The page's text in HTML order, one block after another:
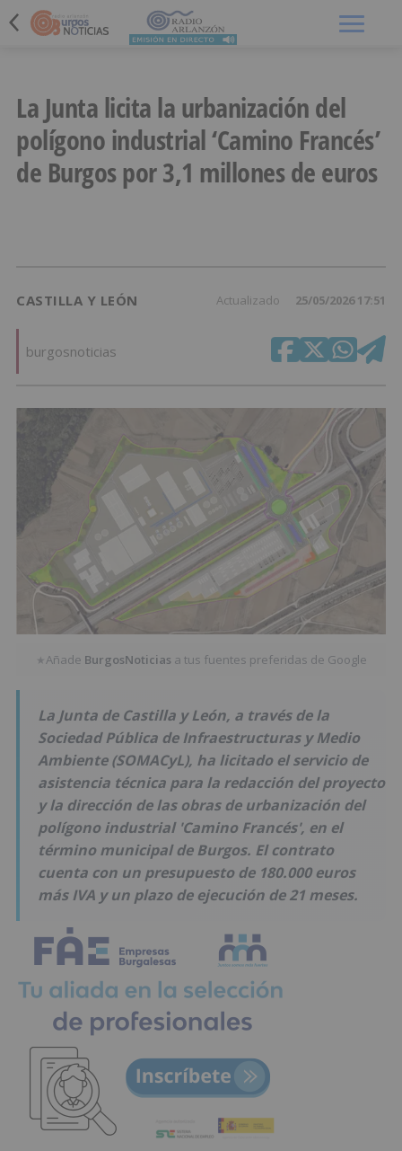
La Junta licita la urbanización del
polígono industrial ‘Camino Francés’
de Burgos por 3,1 millones de euros
CASTILLA Y LEÓN Actualizado 25/05/2026 17:51
burgosnoticias
★Añade BurgosNoticias a tus fuentes preferidas de Google
La Junta de Castilla y León, a través de la
Sociedad Pública de Infraestructuras y Medio
Ambiente (SOMACyL), ha licitado el servicio de
asistencia técnica para la redacción del proyecto
y la dirección de las obras de urbanización del
polígono industrial 'Camino Francés', en el
término municipal de Burgos. El contrato
cuenta con un presupuesto de 180.000 euros
más IVA y un plazo de ejecución de 21 meses.